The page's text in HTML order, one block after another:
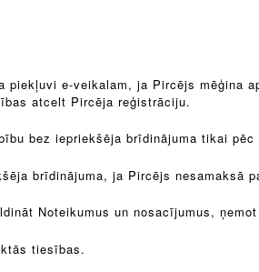
e-veikalam, ja Pircējs mēģina
atcelt Pircēja reģistrāciju.
bez iepriekšēja brīdinājuma tikai pēc
brīdinājuma, ja Pircējs nesamaksā
Noteikumus un nosacījumus,
tiesības.